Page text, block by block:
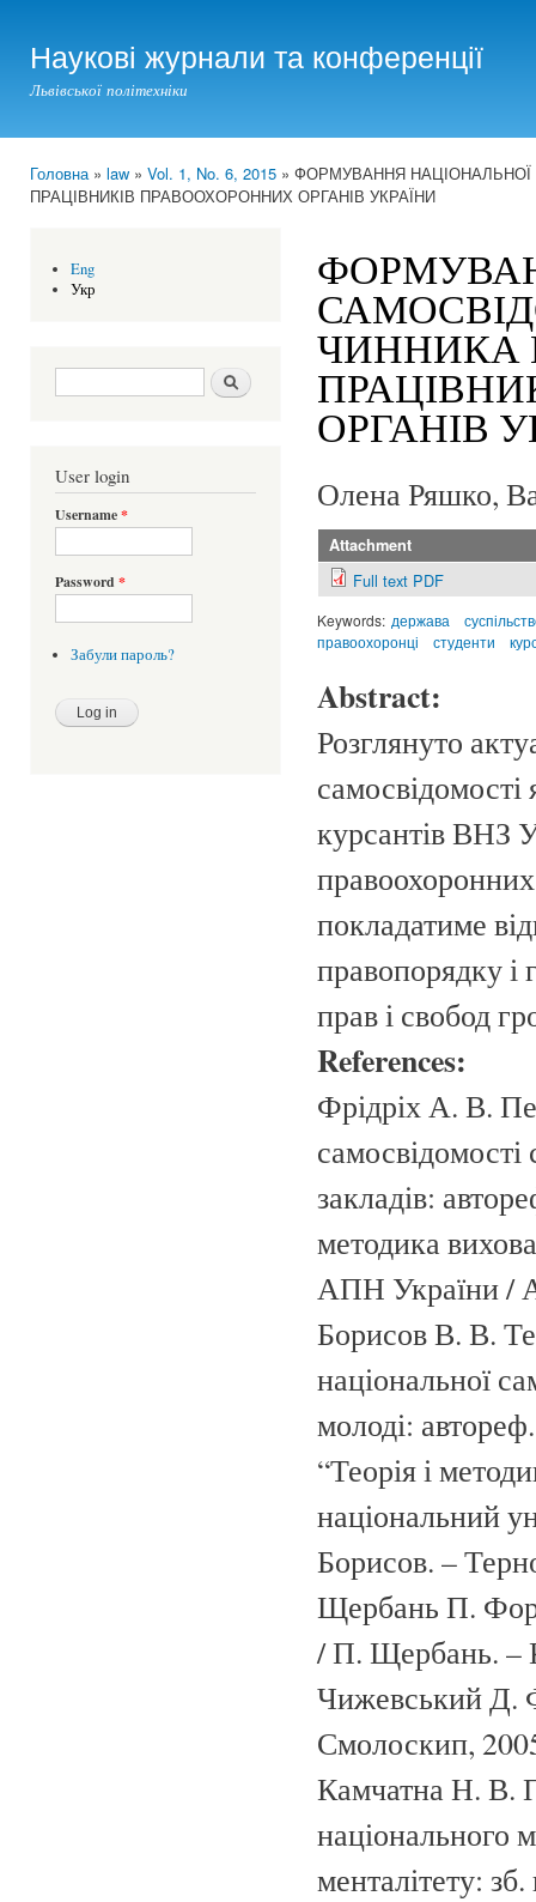
Наукові журнали та конференції
Львівської політехніки
You are here
Головна» law » Vol. 1, No. 6, 2015 » ФОРМУВАННЯ
ПРАЦІВНИКІВ ПРАВООХОРОННИХ ОРГАНІВ УКРАЇНИ
Eng
Укр
Search form Шукати
User login
Username*
Password *
Забули пароль?
ЧИННИКА
ОРГАНІВ
Олена Ряшко,
Attachment
Full text PDF
Keywords: держава
правоохоронці
студенти
Abstract:
Розглянуто
самосвідомості
курсантів ВНЗ
покладатиме
правопорядку і
прав і свобод
References:
Фрідріх А. В.
закладів:
методика
АПН України /
Борисов В. В.
національної
молоді:
“Теорія і
національний
Борисов. –
Щербань П.
/ П. Щербань. –
Чижевський Д.
Смолоскип,
Камчатна Н. В.
національного
менталітету: